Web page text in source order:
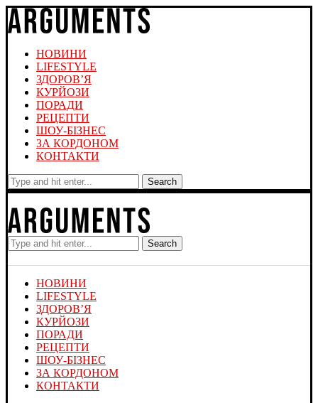
НОВИНИ
LIFESTYLE
ЗДОРОВ’Я
КУРЙОЗИ
ПОРАДИ
РЕЦЕПТИ
ШОУ-БІЗНЕС
ЗА КОРДОНОМ
КОНТАКТИ
Search
Search
НОВИНИ
LIFESTYLE
ЗДОРОВ’Я
КУРЙОЗИ
ПОРАДИ
РЕЦЕПТИ
ШОУ-БІЗНЕС
ЗА КОРДОНОМ
КОНТАКТИ